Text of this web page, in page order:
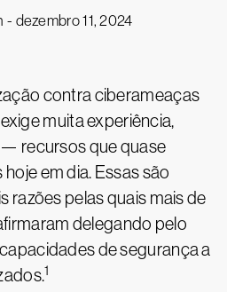
- dezembro 11, 2024
contra ciberameaças
muita experiência,
recursos que quase
em dia. Essas são
razões pelas quais mais de
delegando pelo
de segurança a
1